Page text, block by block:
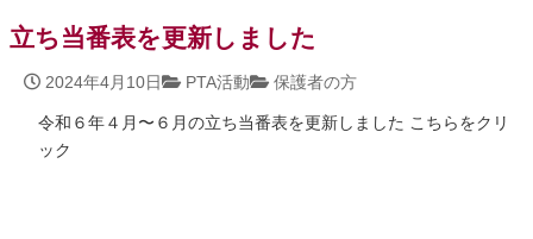
立ち当番表を更新しました
2024年4月10日 PTA活動 保護者の方
令和６年４月〜６月の立ち当番表を更新しました こちらをクリ
ック